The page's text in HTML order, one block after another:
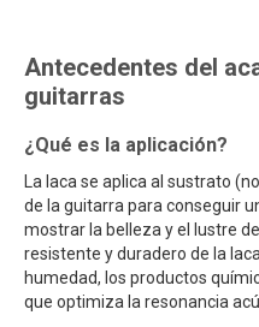
Antecedentes del
guitarras
¿Qué es la aplicación?
La laca se aplica al sustrato
de la guitarra para conseguir
mostrar la belleza y el lustre
resistente y duradero de la
humedad, los productos
que optimiza la resonancia